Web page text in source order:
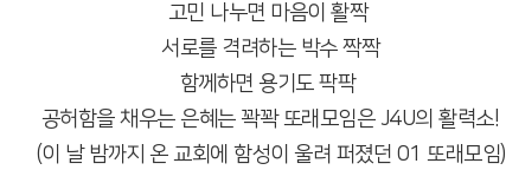
고민 나누면 마음이 활짝
서로를 격려하는 박수 짝짝
함께하면 용기도 팍팍
공허함을 채우는 은혜는 꽉꽉 또래모임은 J4U의 활력소!
(이 날 밤까지 온 교회에 함성이 울려 퍼졌던 01 또래모임)